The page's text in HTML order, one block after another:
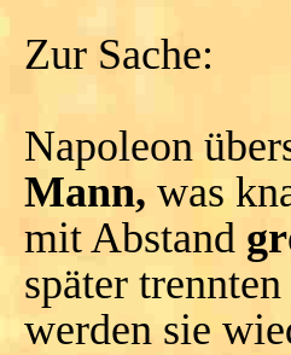
Zur Sache:
Napoleon
Mann, was
mit Abstand
später
werden sie